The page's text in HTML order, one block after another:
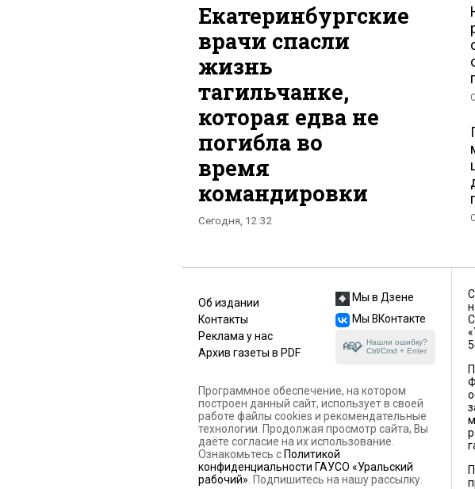
Екатеринбургские
врачи спасли
жизнь
тагильчанке,
которая едва не
погибла во
время
командировки
Сегодня, 12:32
Об издании
Контакты
Реклама у нас
Архив газеты в PDF
Мы в Дзене
Мы ВКонтакте
Нашли ошибку?
Ctrl/Cmd + Enter
Программное обеспечение, на котором
построен данный сайт, использует в своей
работе файлы cookies и рекомендательные
технологии. Продолжая просмотр сайта, Вы
даёте согласие на их использование.
Ознакомьтесь с Политикой
конфиденциальности ГАУСО «Уральский
рабочий» . Подпишитесь на нашу рассылку.